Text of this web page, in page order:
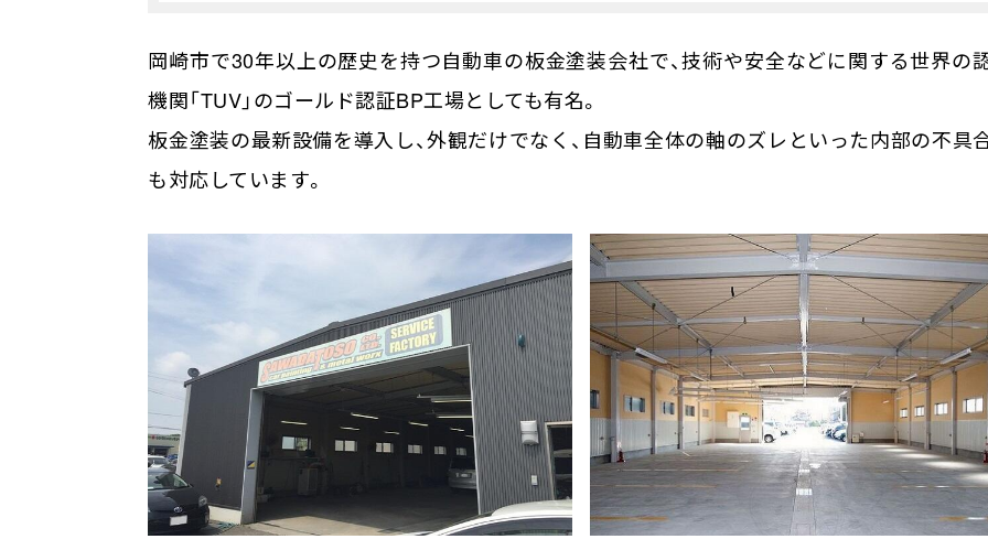
工場の建物について、何か悩まれていたことがありましたか？
何がきっかけで当社を知りましたか？
図面を作成したあとは、何をしたのですか？
消防の件についての工事契約をするにあたり、何が決め手になりましたか？
実際、建築工事を始めてから、何か不安はありましたか？
長期間の工事でしたが、いかがでしたか？
岡崎市で30年以上の歴史を持つ自動車の板金塗装会社で、技術や安全などに関する世界の
機関「TUV」のゴールド認証BP工場としても有名。
板金塗装の最新設備を導入し、外観だけでなく、自動車全体の軸のズレといった内部の不具
も対応しています。